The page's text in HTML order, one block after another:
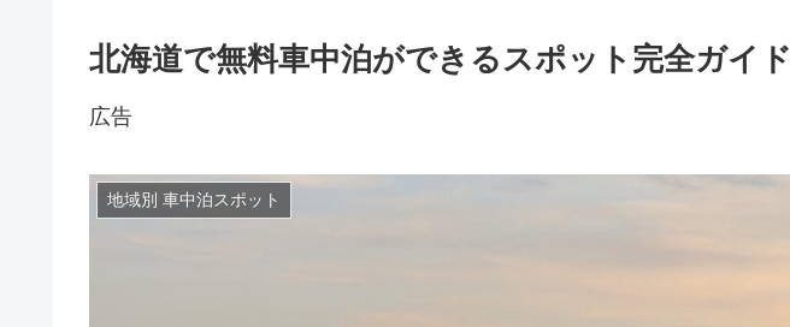
北海道で無料車中泊ができるスポット完全ガイド
広告
地域別 車中泊スポット